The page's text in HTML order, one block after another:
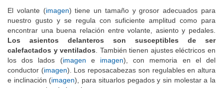
El volante (imagen) tiene un tamaño y grosor adecuados para
nuestro gusto y se regula con suficiente amplitud como para
encontrar una buena relación entre volante, asiento y pedales.
Los asientos delanteros son susceptibles de ser
calefactados y ventilados . También tienen ajustes eléctricos en
los dos lados (imagen e imagen), con memoria en el del
conductor (imagen). Los reposacabezas son regulables en altura
e inclinación (imagen), para situarlos pegados y sin molestar a la